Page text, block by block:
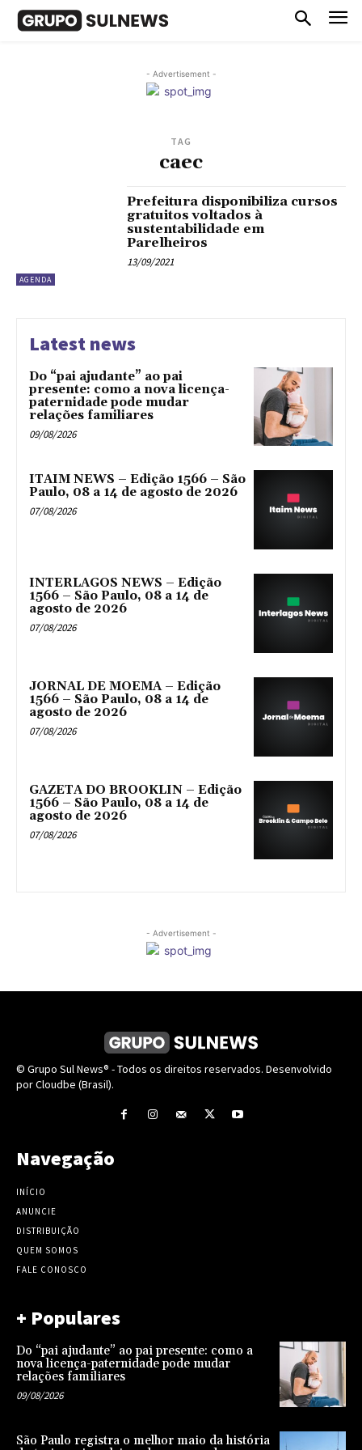
- Advertisement -
TAG
caec
AGENDA
Prefeitura disponibiliza cursos
gratuitos voltados à
sustentabilidade em
Parelheiros
13/09/2021
Latest news
Do “pai ajudante” ao pai
presente: como a nova licença-
paternidade pode mudar
relações familiares
09/08/2026
ITAIM NEWS – Edição 1566 – São
Paulo, 08 a 14 de agosto de 2026
07/08/2026
INTERLAGOS NEWS – Edição
1566 – São Paulo, 08 a 14 de
agosto de 2026
07/08/2026
JORNAL DE MOEMA – Edição
1566 – São Paulo, 08 a 14 de
agosto de 2026
07/08/2026
GAZETA DO BROOKLIN – Edição
1566 – São Paulo, 08 a 14 de
agosto de 2026
07/08/2026
- Advertisement -
© Grupo Sul News® - Todos os direitos reservados. Desenvolvido
por Cloudbe (Brasil).
Navegação
INÍCIO
ANUNCIE
DISTRIBUIÇÃO
QUEM SOMOS
FALE CONOSCO
+ Populares
Do “pai ajudante” ao pai presente: como a
nova licença-paternidade pode mudar
relações familiares
09/08/2026
São Paulo registra o melhor maio da história